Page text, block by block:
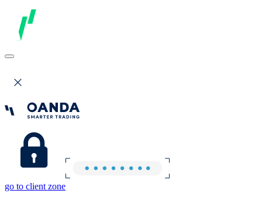
go to client zone